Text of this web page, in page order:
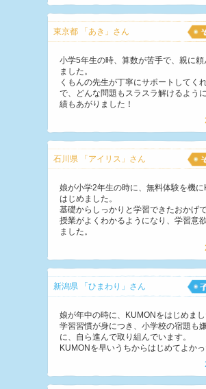
東京都 「あき」さん
小学5年生の時、算数が苦手で、親に頼
ました。
くもんの先生が丁寧にサポートしてく
で、どんな問題もスラスラ解けるよう
績もあがりました！
石川県 「アイリス」さん
娘が小学2年生の時に、無料体験を機に
はじめました。
基礎からしっかりと学習できたおかげ
授業がよくわかるようになり、学習意
ました。
新潟県 「ひまわり」さん
娘が年中の時に、KUMONをはじめまし
学習習慣が身につき、小学校の宿題も
に、自ら進んで取り組んでいます。
KUMONを早いうちからはじめてよかっ